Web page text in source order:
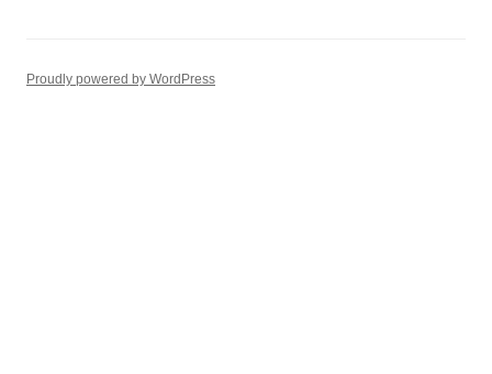
Proudly powered by WordPress